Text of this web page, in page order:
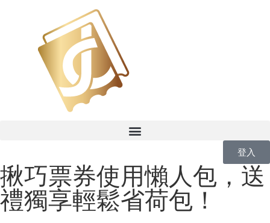
登入
揪巧票券使用懶人包，送
禮獨享輕鬆省荷包！